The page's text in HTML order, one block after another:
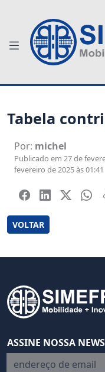
Tabela
Por: michel
Publicado em 27 de
fevereiro de 2025 às 01:41
VOLTAR
ASSINE NOSSA
endereço de email